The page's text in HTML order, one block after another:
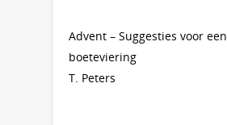
Advent – Suggesties voor een
boeteviering
T. Peters